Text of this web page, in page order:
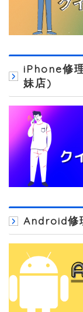
iPhone修
妹店)
Android修